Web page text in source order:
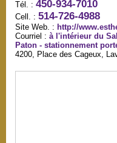
Tél. : 450-934-7010
Cell. : 514-726-4988
Site Web. : http://
Courriel : à l'intérieur du
Paton - stationnement
4200, Place des Cageux,